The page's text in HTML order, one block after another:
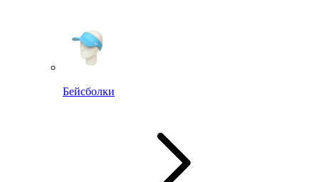
Бейсболки